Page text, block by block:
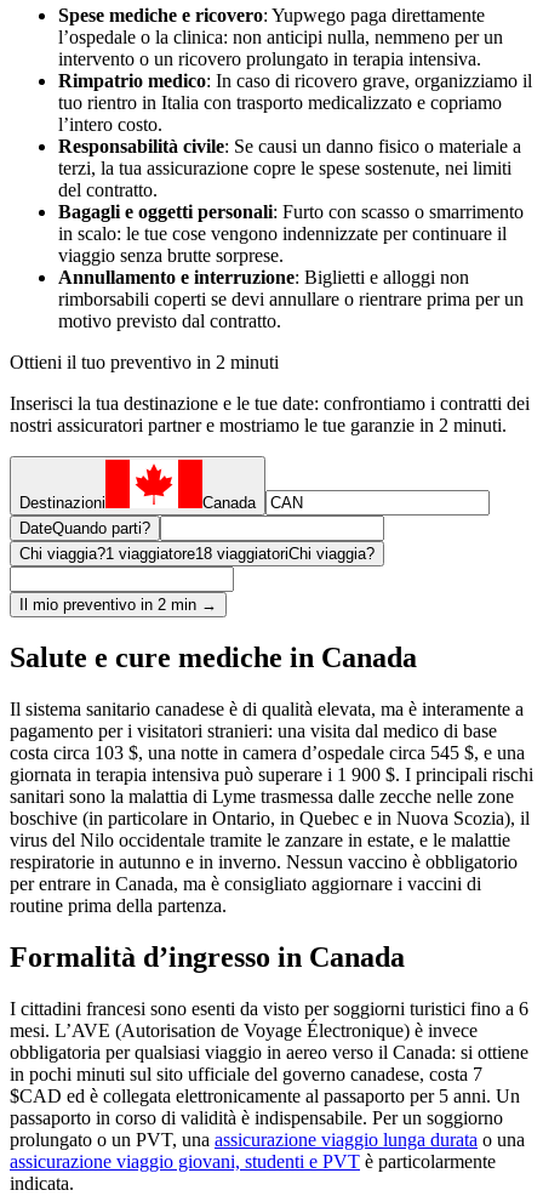
Spese mediche e ricovero: Yupwego paga direttamente
l’ospedale o la clinica: non anticipi nulla, nemmeno per un
intervento o un ricovero prolungato in terapia intensiva.
Rimpatrio medico: In caso di ricovero grave, organizziamo il
tuo rientro in Italia con trasporto medicalizzato e copriamo
l’intero costo.
Responsabilità civile: Se causi un danno fisico o materiale a
terzi, la tua assicurazione copre le spese sostenute, nei limiti
del contratto.
Bagagli e oggetti personali: Furto con scasso o smarrimento
in scalo: le tue cose vengono indennizzate per continuare il
viaggio senza brutte sorprese.
Annullamento e interruzione: Biglietti e alloggi non
rimborsabili coperti se devi annullare o rientrare prima per un
motivo previsto dal contratto.
Ottieni il tuo preventivo in 2 minuti
Inserisci la tua destinazione e le tue date: confrontiamo i contratti dei
nostri assicuratori partner e mostriamo le tue garanzie in 2 minuti.
Destinazioni
Canada
DateQuando parti?
Chi viaggia?1 viaggiatore18 viaggiatoriChi viaggia?
Il mio preventivo in 2 min →
Salute e cure mediche in Canada
Il sistema sanitario canadese è di qualità elevata, ma è interamente a
pagamento per i visitatori stranieri: una visita dal medico di base
costa circa 103 $, una notte in camera d’ospedale circa 545 $, e una
giornata in terapia intensiva può superare i 1 900 $. I principali rischi
sanitari sono la malattia di Lyme trasmessa dalle zecche nelle zone
boschive (in particolare in Ontario, in Quebec e in Nuova Scozia), il
virus del Nilo occidentale tramite le zanzare in estate, e le malattie
respiratorie in autunno e in inverno. Nessun vaccino è obbligatorio
per entrare in Canada, ma è consigliato aggiornare i vaccini di
routine prima della partenza.
Formalità d’ingresso in Canada
I cittadini francesi sono esenti da visto per soggiorni turistici fino a 6
mesi. L’AVE (Autorisation de Voyage Électronique) è invece
obbligatoria per qualsiasi viaggio in aereo verso il Canada: si ottiene
in pochi minuti sul sito ufficiale del governo canadese, costa 7
$CAD ed è collegata elettronicamente al passaporto per 5 anni. Un
passaporto in corso di validità è indispensabile. Per un soggiorno
prolungato o un PVT, una assicurazione viaggio lunga durata o una
assicurazione viaggio giovani, studenti e PVT è particolarmente
indicata.